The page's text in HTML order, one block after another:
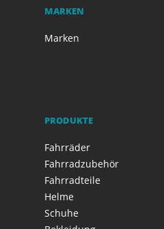
MARKEN
Marken
PRODUKTE
Fahrräder
Fahrradzubehör
Fahrradteile
Helme
Schuhe